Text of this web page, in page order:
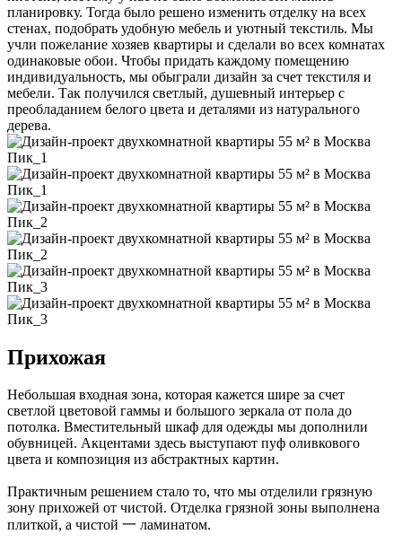
планировку. Тогда было решено изменить отделку на всех
стенах, подобрать удобную мебель и уютный текстиль. Мы
учли пожелание хозяев квартиры и сделали во всех комнатах
одинаковые обои. Чтобы придать каждому помещению
индивидуальность, мы обыграли дизайн за счет текстиля и
мебели. Так получился светлый, душевный интерьер с
преобладанием белого цвета и деталями из натурального
дерева.
Прихожая
Небольшая входная зона, которая кажется шире за счет
светлой цветовой гаммы и большого зеркала от пола до
потолка. Вместительный шкаф для одежды мы дополнили
обувницей. Акцентами здесь выступают пуф оливкового
цвета и композиция из абстрактных картин.
Практичным решением стало то, что мы отделили грязную
зону прихожей от чистой. Отделка грязной зоны выполнена
плиткой, а чистой 一 ламинатом.